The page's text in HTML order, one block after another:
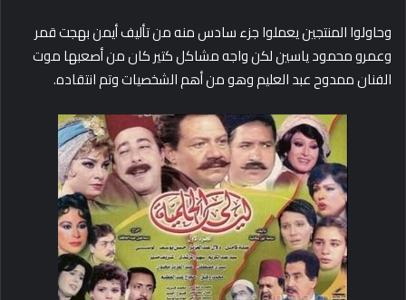
وحاولوا المنتجين يعملوا جزء سادس منه من تأليف أيمن بهجت قمر
وعمرو محمود ياسين لكن واجه مشاكل كتير كان من أصعبها موت
الفنان ممدوح عبد العليم وهو من أهم الشخصيات وتم انتقاده.